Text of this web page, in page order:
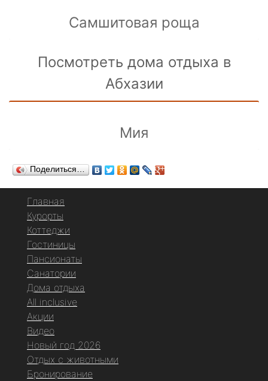
Самшитовая роща
Посмотреть дома отдыха в
Абхазии
Мия
Поделиться…
Главная
Курорты
Коттеджи
Гостиницы
Пансионаты
Санатории
Дома отдыха
All inclusive
Акции
Видео
Новый год 2026
Отдых с животными
Бронирование